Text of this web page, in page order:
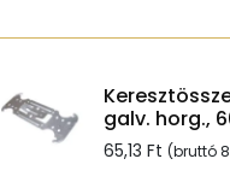
galv. horg.,
65,13 Ft (bruttó